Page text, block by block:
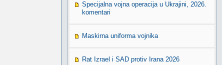
Specijalna vojna operacija u Ukrajini, 2026.
komentari
Maskirna uniforma vojnika
Rat Izrael i SAD protiv Irana 2026